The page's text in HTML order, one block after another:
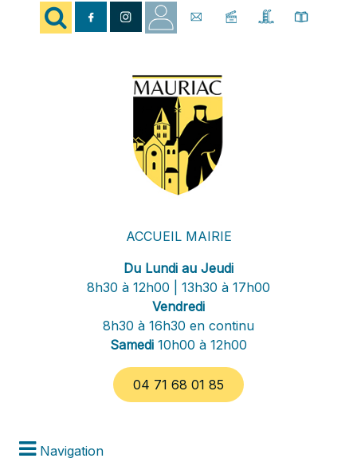
ACCUEIL MAIRIE
Du Lundi au Jeudi
8h30 à 12h00 | 13h30 à 17h00
Vendredi
8h30 à 16h30 en continu
Samedi 10h00 à 12h00
04 71 68 01 85
Navigation